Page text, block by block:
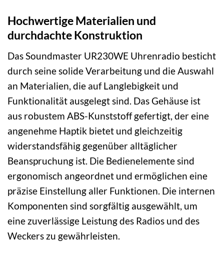
Hochwertige Materialien und
durchdachte Konstruktion
Das Soundmaster UR230WE Uhrenradio besticht
durch seine solide Verarbeitung und die Auswahl
an Materialien, die auf Langlebigkeit und
Funktionalität ausgelegt sind. Das Gehäuse ist
aus robustem ABS-Kunststoff gefertigt, der eine
angenehme Haptik bietet und gleichzeitig
widerstandsfähig gegenüber alltäglicher
Beanspruchung ist. Die Bedienelemente sind
ergonomisch angeordnet und ermöglichen eine
präzise Einstellung aller Funktionen. Die internen
Komponenten sind sorgfältig ausgewählt, um
eine zuverlässige Leistung des Radios und des
Weckers zu gewährleisten.